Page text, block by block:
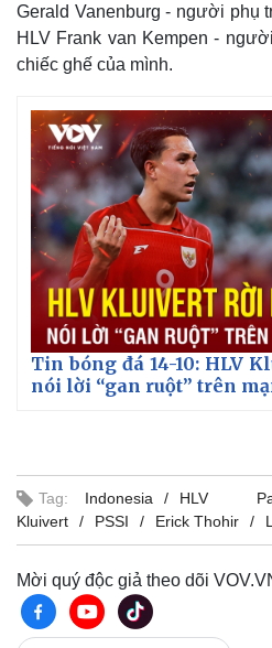
Quan sát
Cuộc sống đó đây
Hồ sơ
Gerald Vanenburg - người phụ
HLV Frank van Kempen -
chiếc ghế của mình.
Tin bóng đá 14-10: HLV
nói lời “gan ruột” trên
Tag: Indonesia HLV
Kluivert
PSSI Erick Thohir
Mời quý độc giả theo dõi